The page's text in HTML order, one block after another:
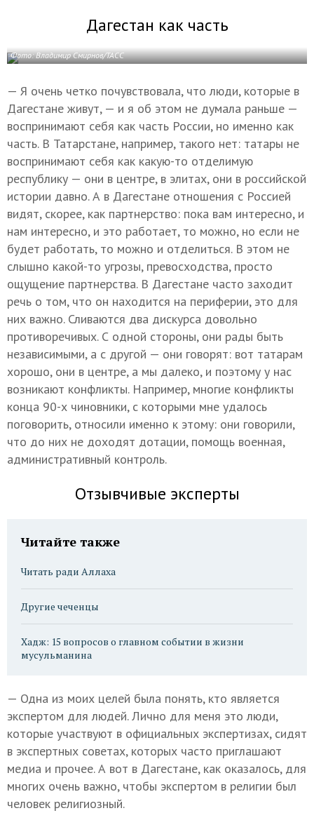
Дагестан как часть
Фото: Владимир Смирнов/ТАСС
— Я очень четко почувствовала, что люди, которые в
Дагестане живут, — и я об этом не думала раньше —
воспринимают себя как часть России, но именно как
часть. В Татарстане, например, такого нет: татары не
воспринимают себя как какую-то отделимую
республику — они в центре, в элитах, они в российской
истории давно. А в Дагестане отношения с Россией
видят, скорее, как партнерство: пока вам интересно, и
нам интересно, и это работает, то можно, но если не
будет работать, то можно и отделиться. В этом не
слышно какой-то угрозы, превосходства, просто
ощущение партнерства. В Дагестане часто заходит
речь о том, что он находится на периферии, это для
них важно. Сливаются два дискурса довольно
противоречивых. С одной стороны, они рады быть
независимыми, а с другой — они говорят: вот татарам
хорошо, они в центре, а мы далеко, и поэтому у нас
возникают конфликты. Например, многие конфликты
конца 90-х чиновники, с которыми мне удалось
поговорить, относили именно к этому: они говорили,
что до них не доходят дотации, помощь военная,
административный контроль.
Отзывчивые эксперты
Читайте также
Читать ради Аллаха
Другие чеченцы
Хадж: 15 вопросов о главном событии в жизни
мусульманина
— Одна из моих целей была понять, кто является
экспертом для людей. Лично для меня это люди,
которые участвуют в официальных экспертизах, сидят
в экспертных советах, которых часто приглашают
медиа и прочее. А вот в Дагестане, как оказалось, для
многих очень важно, чтобы экспертом в религии был
человек религиозный.